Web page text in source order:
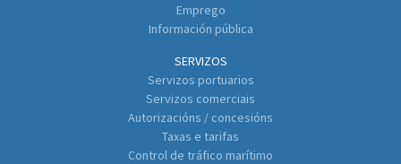
Emprego
Información pública
SERVIZOS
Servizos portuarios
Servizos comerciais
Autorizacións / concesións
Taxas e tarifas
Control de tráfico marítimo